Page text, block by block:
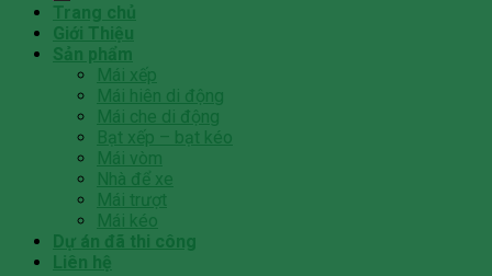
Trang chủ
Giới Thiệu
Sản phẩm
Mái xếp
Mái hiên di động
Mái che di động
Bạt xếp – bạt kéo
Mái vòm
Nhà để xe
Mái trượt
Mái kéo
Dự án đã thi công
Liên hệ